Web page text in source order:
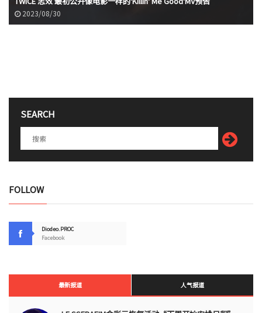
2023/08/30
SEARCH
FOLLOW
Diodeo.PROC
Facebook
最新报道 人气报道